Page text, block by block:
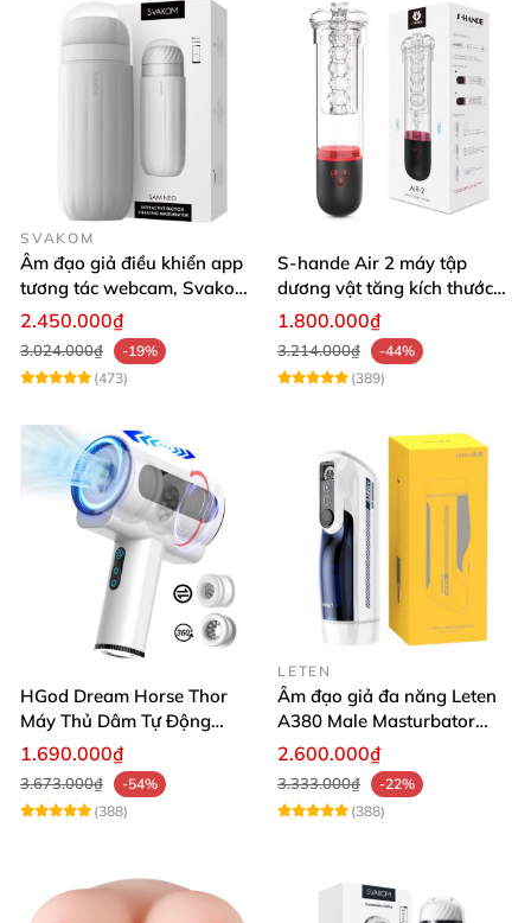
SVAKOM
Âm đạo giả điều khiển app
tương tác webcam, Svakom
Sam Neo
2.450.000₫
3.024.000₫
-19%
(473)
S-hande Air 2 máy tập
dương vật tăng kích thước
tự động cao cấp
1.800.000₫
3.214.000₫
-44%
(389)
HGod Dream Horse Thor
Máy Thủ Dâm Tự Động
Rung Thụt Xoay 360 Độ
1.690.000₫
3.673.000₫
-54%
(388)
LETEN
Âm đạo giả đa năng Leten
A380 Male Masturbator
Version 4
2.600.000₫
3.333.000₫
-22%
(388)